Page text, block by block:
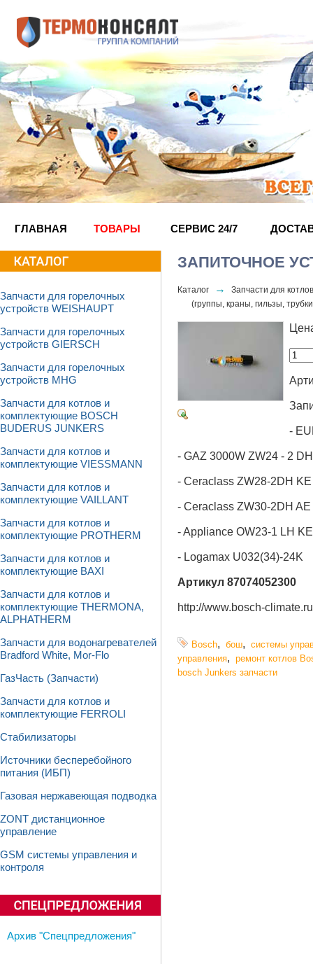
ГЛАВНАЯ ТОВАРЫ СЕРВИС 24/7
Запчасти для горелочных
устройств WEISHAUPT
Запчасти для горелочных
устройств GIERSCH
Запчасти для горелочных
устройств MHG
Запчасти для котлов и
комплектующие BOSCH
BUDERUS JUNKERS
Запчасти для котлов и
комплектующие VIESSMANN
Запчасти для котлов и
комплектующие VAILLANT
Запчасти для котлов и
комплектующие PROTHERM
Запчасти для котлов и
комплектующие BAXI
Запчасти для котлов и
комплектующие THERMONA,
ALPHATHERM
Запчасти для водонагревателей
Bradford White, Mor-Flo
ГазЧасть (Запчасти)
Запчасти для котлов и
комплектующие FERROLI
Стабилизаторы
Источники бесперебойного
питания (ИБП)
Газовая нержавеющая подводка
ZONT дистанционное
управление
GSM системы управления и
контроля
Архив "Спецпредложения"
ЗАПИТОЧНОЕ
Каталог →
Запчасти для
(группы, краны, гильзы,
-
- GAZ 3000W ZW24 - 2
- Ceraclass ZW28-2DH KE
- Ceraclass ZW30-2DH AE
- Appliance OW23-1 LH
- Logamax U032(34)-24K
Артикул 87074052300
http://www.bosch-
Bosch, бош, системы
управления, ремонт котлов
bosch Junkers запчасти